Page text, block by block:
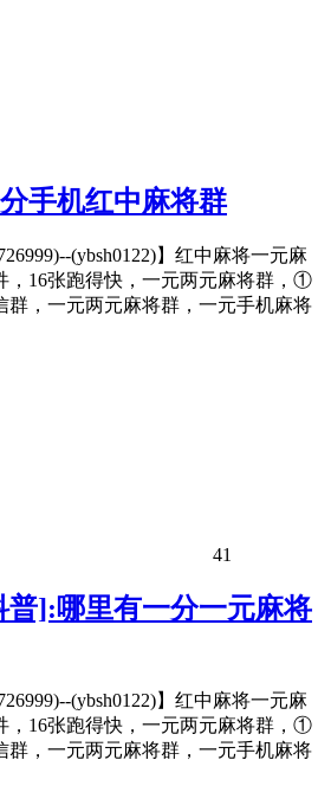
手机红中麻将群
(ybsh0122)】红中麻将一元麻
，16张跑得快，一元两元麻将群，①
群，一元两元麻将群，一元手机麻将
41
普]:哪里有一分一元麻将
(ybsh0122)】红中麻将一元麻
，16张跑得快，一元两元麻将群，①
群，一元两元麻将群，一元手机麻将